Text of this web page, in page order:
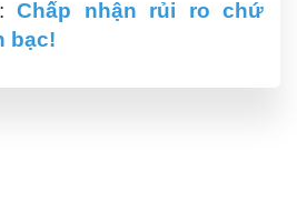
Chấp nhận rủi ro chứ
bạc!